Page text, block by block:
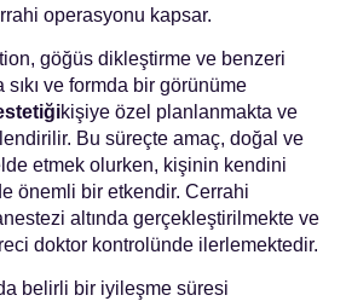
operasyonu kapsar.
göğüs dikleştirme ve benzeri
ve formda bir görünüme
kişiye özel planlanmakta ve
Bu süreçte amaç, doğal ve
etmek olurken, kişinin kendini
önemli bir etkendir. Cerrahi
altında gerçekleştirilmekte ve
doktor kontrolünde ilerlemektedir.
belirli bir iyileşme süresi